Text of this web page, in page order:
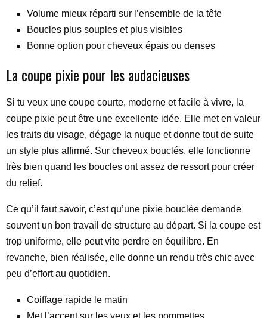
Volume mieux réparti sur l’ensemble de la tête
Boucles plus souples et plus visibles
Bonne option pour cheveux épais ou denses
La coupe pixie pour les audacieuses
Si tu veux une coupe courte, moderne et facile à vivre, la
coupe pixie peut être une excellente idée. Elle met en valeur
les traits du visage, dégage la nuque et donne tout de suite
un style plus affirmé. Sur cheveux bouclés, elle fonctionne
très bien quand les boucles ont assez de ressort pour créer
du relief.
Ce qu’il faut savoir, c’est qu’une pixie bouclée demande
souvent un bon travail de structure au départ. Si la coupe est
trop uniforme, elle peut vite perdre en équilibre. En
revanche, bien réalisée, elle donne un rendu très chic avec
peu d’effort au quotidien.
Coiffage rapide le matin
Met l’accent sur les yeux et les pommettes